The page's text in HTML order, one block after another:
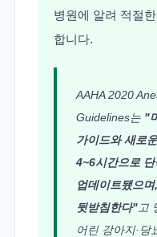
병원에 알려 적절
합니다.
AAHA 2020
Guidelines는 "
가이드와 새로
4~6시간으로
업데이트됐으
뒷받침한다"고
어린 강아지·당